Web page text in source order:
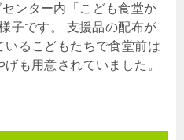
ンター内「こども食堂か
子です。 支援品の配布が
るこどもたちで食堂前は
も用意されていました。